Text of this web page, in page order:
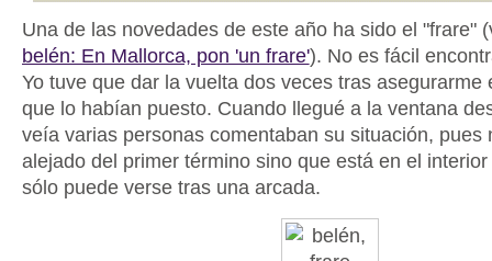
Una de las novedades de este año ha sido el "frare"
belén: En Mallorca, pon 'un frare'). No es fácil
Yo tuve que dar la vuelta dos veces tras asegurarme
que lo habían puesto. Cuando llegué a la ventana
veía varias personas comentaban su situación, pues
alejado del primer término sino que está en el
sólo puede verse tras una arcada.